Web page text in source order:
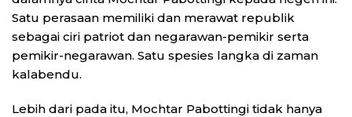
Satu perasaan memiliki dan merawat republik
sebagai ciri patriot dan negarawan-pemikir serta
pemikir-negarawan. Satu spesies langka di zaman
kalabendu.
Lebih dari pada itu, Mochtar Pabottingi tidak hanya